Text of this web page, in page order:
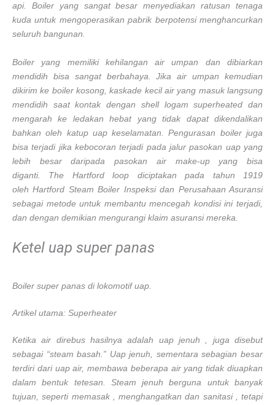
api. Boiler yang sangat besar menyediakan ratusan tenaga
kuda untuk mengoperasikan pabrik berpotensi menghancurkan
seluruh bangunan.
Boiler yang memiliki kehilangan air umpan dan dibiarkan
mendidih bisa sangat berbahaya. Jika air umpan kemudian
dikirim ke boiler kosong, kaskade kecil air yang masuk langsung
mendidih saat kontak dengan shell logam superheated dan
mengarah ke ledakan hebat yang tidak dapat dikendalikan
bahkan oleh katup uap keselamatan. Pengurasan boiler juga
bisa terjadi jika kebocoran terjadi pada jalur pasokan uap yang
lebih besar daripada pasokan air make-up yang bisa
diganti. The Hartford loop diciptakan pada tahun 1919
oleh Hartford Steam Boiler Inspeksi dan Perusahaan Asuransi
sebagai metode untuk membantu mencegah kondisi ini terjadi,
dan dengan demikian mengurangi klaim asuransi mereka.
Ketel uap super panas
Boiler super panas di lokomotif uap.
Artikel utama: Superheater
Ketika air direbus hasilnya adalah uap jenuh , juga disebut
sebagai “steam basah.” Uap jenuh, sementara sebagian besar
terdiri dari uap air, membawa beberapa air yang tidak diuapkan
dalam bentuk tetesan. Steam jenuh berguna untuk banyak
tujuan, seperti memasak , menghangatkan dan sanitasi , tetapi